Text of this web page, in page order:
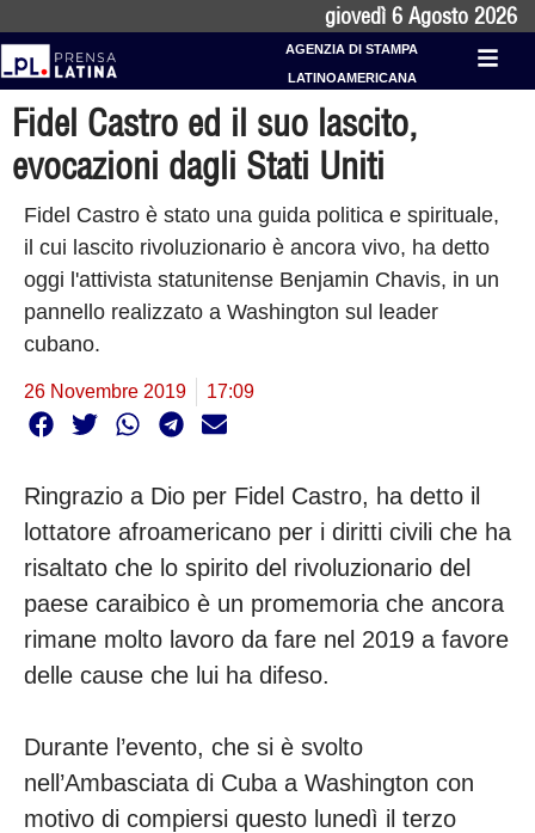
giovedì 6 Agosto 2026
AGENZIA DI STAMPA
LATINOAMERICANA
Fidel Castro ed il suo lascito,
evocazioni dagli Stati Uniti
Fidel Castro è stato una guida politica e spirituale,
il cui lascito rivoluzionario è ancora vivo, ha detto
oggi l'attivista statunitense Benjamin Chavis, in un
pannello realizzato a Washington sul leader
cubano.
26 Novembre 2019 17:09
Ringrazio a Dio per Fidel Castro, ha detto il
lottatore afroamericano per i diritti civili che ha
risaltato che lo spirito del rivoluzionario del
paese caraibico è un promemoria che ancora
rimane molto lavoro da fare nel 2019 a favore
delle cause che lui ha difeso.
Durante l’evento, che si è svolto
nell’Ambasciata di Cuba a Washington con
motivo di compiersi questo lunedì il terzo